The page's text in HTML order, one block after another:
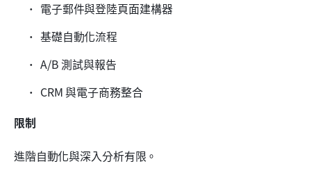
電子郵件與登陸頁面建構器
基礎自動化流程
A/B 測試與報告
CRM 與電子商務整合
限制
進階自動化與深入分析有限。